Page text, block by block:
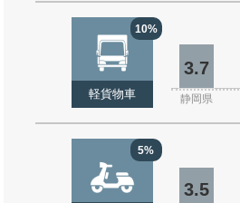
10%
軽貨物車
3.7
静岡県
5%
3.5